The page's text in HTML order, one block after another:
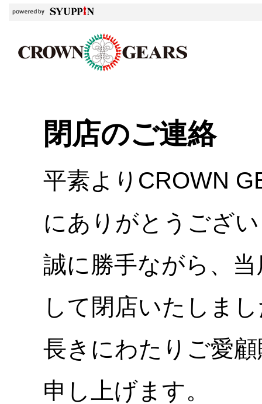
閉店のご連絡
平素よりCROWN
にありがとうござ
誠に勝手ながら、
して閉店いたしま
長きにわたりご愛
申し上げます。